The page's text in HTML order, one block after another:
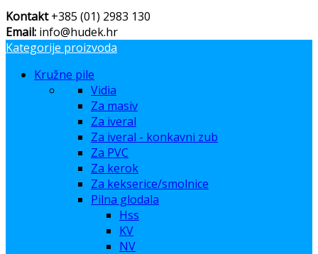
Kontakt+385 (01) 2983 130
Email: info@hudek.hr
Kategorije proizvoda
Kružne pile
Vidia
Za masiv
Za iveral
Za iveral - konkavni zub
Za PVC
Za kerok
Za kekserice/smolnice
Pilna glodala
Hss
KV
NV